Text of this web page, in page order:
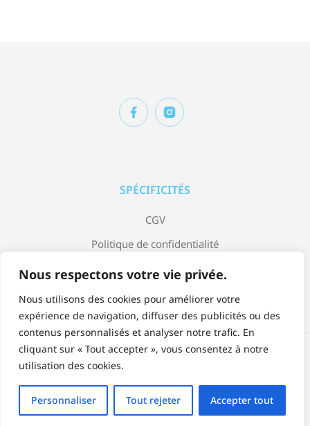
Nous respectons votre vie privée.
Nous utilisons des cookies pour améliorer votre
expérience de navigation, diffuser des publicités ou des
contenus personnalisés et analyser notre trafic. En
cliquant sur « Tout accepter », vous consentez à notre
utilisation des cookies.
Personnaliser Tout rejeter Accepter tout
SPÉCIFICITÉS
CGV
Politique de confidentialité
Mentions légales
© Copyright 2023 Jardin Bleu by Arrow Design.
Accepter: